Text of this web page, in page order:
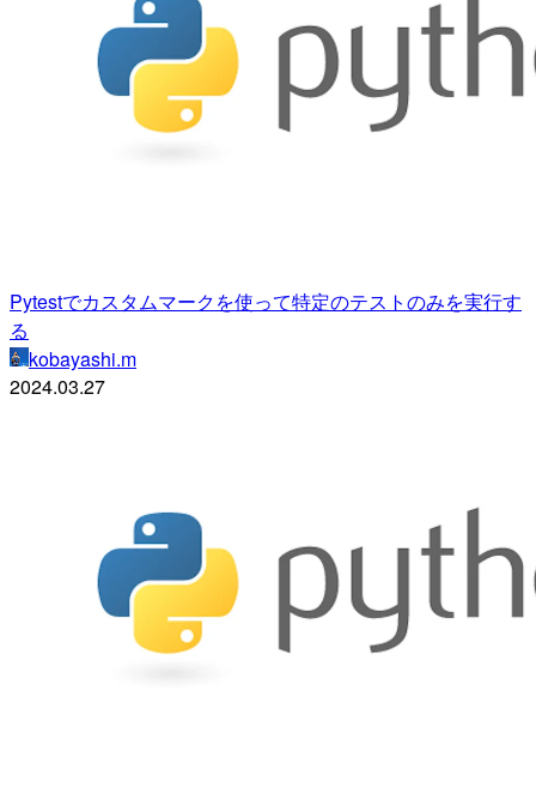
Pytestでカスタムマークを使って特定のテストのみを実行す
る
kobayashi.m
2024.03.27